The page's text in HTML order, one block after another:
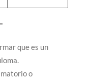
que es un
o